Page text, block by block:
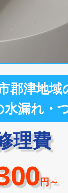
郡津地域
水漏れ・
理費
円～